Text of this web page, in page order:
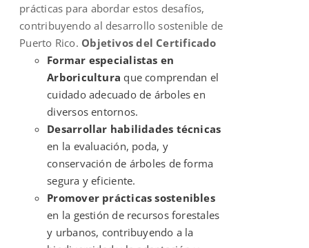
prácticas para abordar estos desafíos,
contribuyendo al desarrollo sostenible de
Puerto Rico. Objetivos del Certificado
Formar especialistas en
Arboriculturaque comprendan el
cuidado adecuado de árboles en
diversos entornos.
Desarrollar habilidades técnicas
en la evaluación, poda, y
conservación de árboles de forma
segura y eficiente.
Promover prácticas sostenibles
en la gestión de recursos forestales
y urbanos, contribuyendo a la